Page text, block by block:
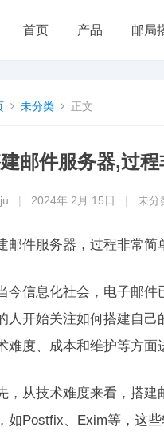
首页 产品 邮局
未分类 正文
邮件服务器,过
2024年 2月 15日 未分
邮件服务器，过程非常简
今信息化社会，电子邮
人开始关注如何搭建自
难度、成本和维护等方面
，从技术难度来看，搭
如Postfix、Exim等，这